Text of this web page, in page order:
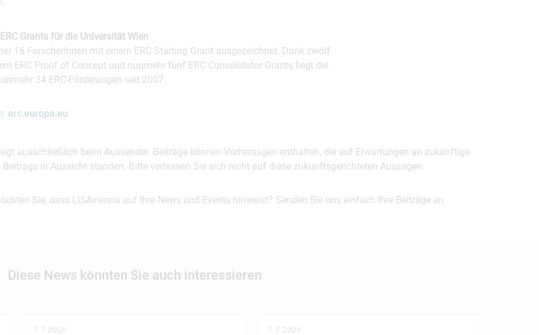
Grants für die Universität Wien
16 ForscherInnen mit einem ERC Starting Grant ausgezeichnet. Dank zwölf
ERC Proof of Concept und nunmehr fünf ERC Consolidator Grants liegt die
34 ERC-Förderungen seit 2007.
erc.europa.eu
ausschließlich beim Aussender. Beiträge können Vorhersagen enthalten, die auf Erwartungen an zukünftige
in Aussicht standen. Bitte verlassen Sie sich nicht auf diese zukunftsgerichteten Aussagen.
Sie, dass LISAvienna auf Ihre News und Events hinweist? Senden Sie uns einfach Ihre Beiträge an
Diese News könnten Sie auch interessieren
1.7.2026 1.7.2026